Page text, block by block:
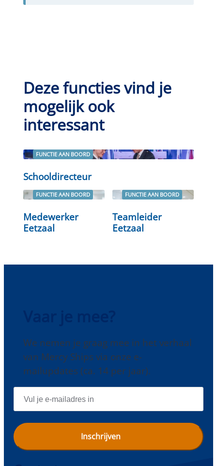
Deze functies vind je
mogelijk ook
interessant
FUNCTIE AAN BOORD
Schooldirecteur
FUNCTIE AAN BOORD
Medewerker
Eetzaal
Lees verder
FUNCTIE AAN BOORD
Teamleider
Eetzaal
Lees verder
We nemen je graag mee in het verhaal
van Mercy Ships via onze e-
mailupdates (ca. 14 per jaar).
E
A
L
A
D